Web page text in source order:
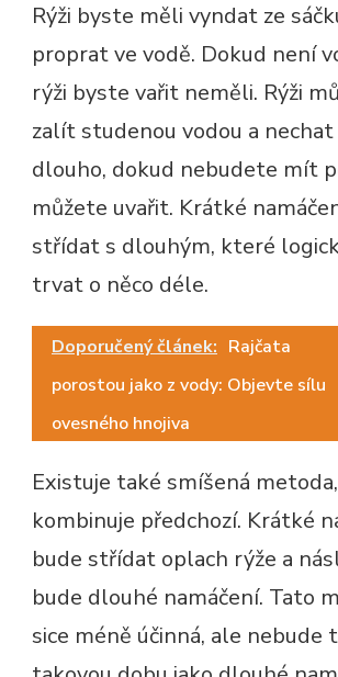
Rýži byste měli vyndat ze
proprat ve vodě. Dokud není
rýži byste vařit neměli. Rýži
zalít studenou vodou a
dlouho, dokud nebudete mít
můžete uvařit. Krátké
střídat s dlouhým, které
trvat o něco déle.
Doporučený článek: Rajčata
porostou jako z vody: Objevte sílu
ovesného hnojiva
Existuje také smíšená
kombinuje předchozí. Krátké
bude střídat oplach rýže a
bude dlouhé namáčení. Tato
sice méně účinná, ale nebude